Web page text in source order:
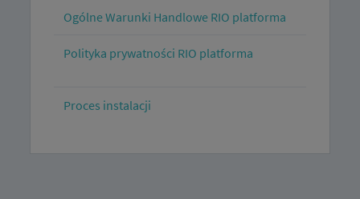
Ogólne Warunki Handlowe RIO platforma
Polityka prywatności RIO platforma
Proces instalacji